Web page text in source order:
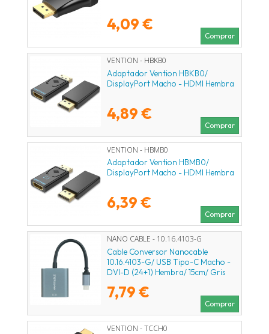
4,09 €
Comprar
VENTION - HBKB0
Adaptador Vention HBKB0/
DisplayPort Macho - HDMI Hembra
4,89 €
Comprar
VENTION - HBMB0
Adaptador Vention HBMB0/
DisplayPort Macho - HDMI Hembra
6,39 €
Comprar
NANO CABLE - 10.16.4103-G
Cable Conversor Nanocable
10.16.4103-G/ USB Tipo-C Macho -
DVI-D (24+1) Hembra/ 15cm/ Gris
7,79 €
Comprar
VENTION - TCCH0